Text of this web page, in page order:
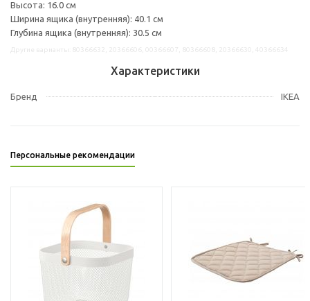
Высота: 16.0 см
Ширина ящика (внутренняя): 40.1 см
Глубина ящика (внутренняя): 30.5 см
Характеристики
Бренд IKEA
Персональные рекомендации